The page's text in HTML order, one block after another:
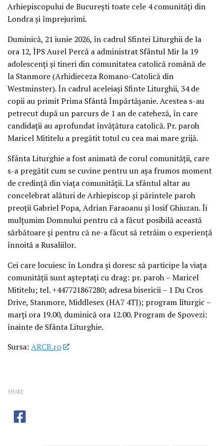
Arhiepiscopului de București toate cele 4 comunități din
Londra și împrejurimi.
Duminică, 21 iunie 2026, în cadrul Sfintei Liturghii de la
ora 12, ÎPS Aurel Percă a administrat Sfântul Mir la 19
adolescenți și tineri din comunitatea catolică română de
la Stanmore (Arhidieceza Romano-Catolică din
Westminster). În cadrul aceleiași Sfinte Liturghii, 34 de
copii au primit Prima Sfântă Împărtășanie. Acestea s-au
petrecut după un parcurs de 1 an de cateheză, în care
candidații au aprofundat învățătura catolică. Pr. paroh
Maricel Mititelu a pregătit totul cu cea mai mare grijă.
Sfânta Liturghie a fost animată de corul comunității, care
s-a pregătit cum se cuvine pentru un așa frumos moment
de credință din viața comunității. La sfântul altar au
concelebrat alături de Arhiepiscop și părintele paroh
preoții Gabriel Popa, Adrian Faraoanu și Iosif Ghiuzan. Îi
mulțumim Domnului pentru că a făcut posibilă această
sărbătoare și pentru că ne-a făcut să retrăim o experiență
înnoită a Rusaliilor.
Cei care locuiesc în Londra și doresc să participe la viața
comunității sunt așteptați cu drag: pr. paroh – Maricel
Mititelu; tel. +447721867280; adresa bisericii – 1 Du Cros
Drive, Stanmore, Middlesex (HA7 4TJ); program liturgic –
⁠marți ora 19.00,⁠ ⁠duminică ora 12.00. Program de Spovezi:
înainte de Sfânta Liturghie.
Sursa: ARCB.ro
SHARE